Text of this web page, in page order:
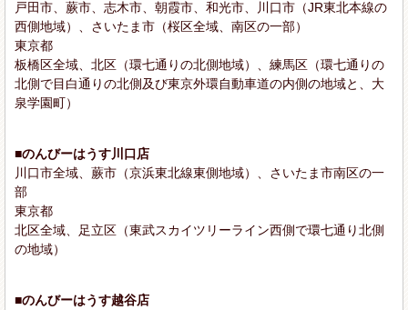
戸田市、蕨市、志木市、朝霞市、和光市、川口市（JR東北本線の
西側地域）、さいたま市（桜区全域、南区の一部）
東京都
板橋区全域、北区（環七通りの北側地域）、練馬区（環七通りの
北側で目白通りの北側及び東京外環自動車道の内側の地域と、大
泉学園町）
■のんびーはうす川口店
川口市全域、蕨市（京浜東北線東側地域）、さいたま市南区の一
部
東京都
北区全域、足立区（東武スカイツリーライン西側で環七通り北側
の地域）
■のんびーはうす越谷店